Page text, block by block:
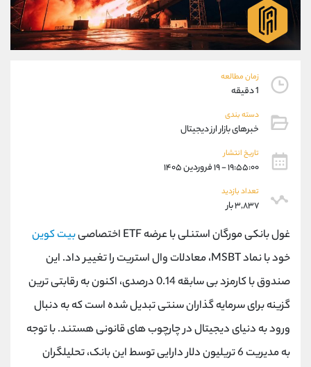
زمان مطالعه
1 دقیقه
دسته بندی
خبرهای بازار ارز دیجیتال
تاریخ انتشار
۱۹:۵۵:۰۰ - ۱۹ فروردین ۱۴۰۵
تعداد بازدید
۳,۸۳۷ بار
غول بانکی مورگان استنلی با عرضه ETF اختصاصی
بیت کوین
خود با نماد MSBT، معادلات وال استریت را تغییر داد. این
صندوق با کارمزد بی سابقه 0.14 درصدی، اکنون به رقابتی ترین
گزینه برای سرمایه گذاران سنتی تبدیل شده است که به دنبال
ورود به دنیای دیجیتال در چارچوب های قانونی هستند. با توجه
به مدیریت 6 تریلیون دلار دارایی توسط این بانک، تحلیلگران
09194198792
واتساپ شروع گفتگو
تلگرام @Armteam_admin_33
پشتیبان فروش
موبایل
واتساپ
تلگرام
داخلی
اطلاعات تماس (دفتر فروش)
تلفن 021-22021030
بدون پیش شماره 90001030
اینستاگرام @alireza.mehrabii
کانال تلگرام @alirezamehrabi_com